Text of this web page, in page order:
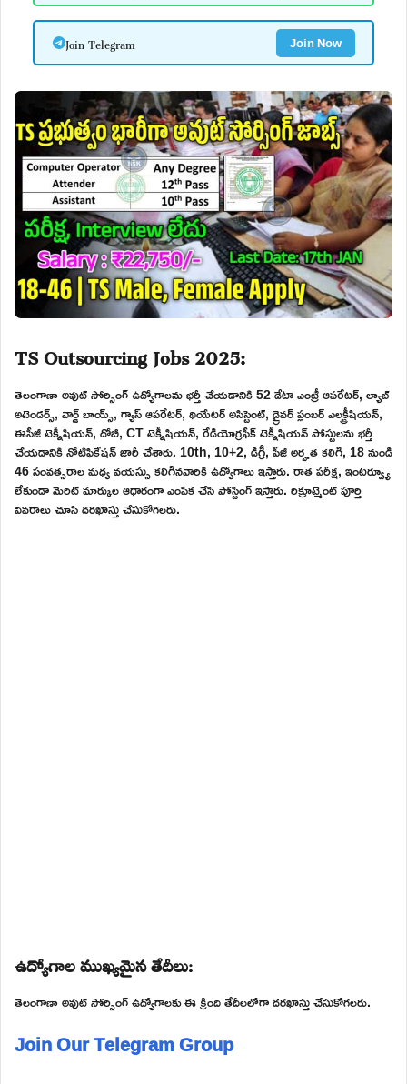
Join Telegram Join Now
TS Outsourcing Jobs 2025:
తెలంగాణా అవుట్ సోర్సింగ్ ఉద్యోగాలను భర్తీ చేయడానికి 52 డేటా ఎంట్రీ ఆపరేటర్, ల్యాబ్
అటెండర్స్, వార్డ్ బాయ్స్, గ్యాస్ ఆపరేటర్, థియేటర్ అసిస్టెంట్, డ్రైవర్ ప్లంబర్ ఎలక్ట్రీషియన్,
ఈసీజీ టెక్నీషియన్, దోబీ, CT టెక్నీషియన్, రేడియోగ్రఫీక్ టెక్నీషియన్ పోస్టులను భర్తీ
చేయడానికి నోటిఫికేషన్ జారీ చేశారు. 10th, 10+2, డిగ్రీ, పీజీ అర్హత కలిగి, 18 నుండి
46 సంవత్సరాల మధ్య వయస్సు కలిగినవారికి ఉద్యోగాలు ఇస్తారు. రాత పరీక్ష, ఇంటర్వ్యూ
లేకుండా మెరిట్ మార్కుల ఆధారంగా ఎంపిక చేసి పోస్టింగ్ ఇస్తారు. రిక్రూట్మెంట్ పూర్తి
వివరాలు చూసి దరఖాస్తు చేసుకోగలరు.
ఉద్యోగాల ముఖ్యమైన తేదీలు:
తెలంగాణా అవుట్ సోర్సింగ్ ఉద్యోగాలకు ఈ క్రింది తేదీలలోగా దరఖాస్తు చేసుకోగలరు.
Join Our Telegram Group